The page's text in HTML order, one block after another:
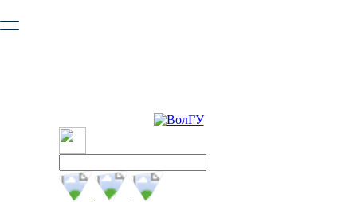
безопасную работу с сайтом. Пожалуйста